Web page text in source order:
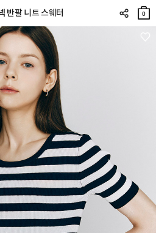
반팔 니트 스웨터
장바
구니
0